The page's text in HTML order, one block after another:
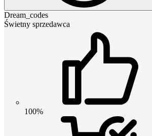
Dream_codes
Świetny sprzedawca
100%